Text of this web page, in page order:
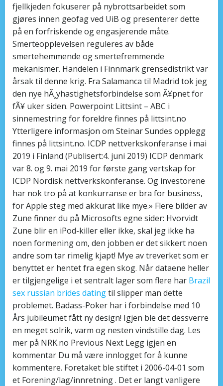
fjellkjeden fokuserer på nybrottsarbeidet som
gjøres innen geofag ved UiB og presenterer dette
på en forfriskende og engasjerende måte.
Smerteopplevelsen reguleres av både
smertehemmende og smertefremmende
mekanismer. Handelen i Finnmark grensedistrikt var
årsak til denne krig. Fra Salamanca til Madrid tok jeg
den nye hÃ¸yhastighetsforbindelse som Ã¥pnet for
fÃ¥ uker siden. Powerpoint Littsint – ABC i
sinnemestring for foreldre finnes på littsint.no
Ytterligere informasjon om Steinar Sundes opplegg
finnes på littsint.no. ICDP nettverkskonferanse i mai
2019 i Finland (Publisert:4. juni 2019) ICDP denmark
var 8. og 9. mai 2019 for første gang vertskap for
ICDP Nordisk nettverkskonferanse. Og investorene
har nok tro på at konkurranse er bra for business,
for Apple steg med akkurat like mye.» Flere bilder av
Zune finner du på Microsofts egne sider: Hvorvidt
Zune blir en iPod-killer eller ikke, skal jeg ikke ha
noen formening om, den jobben er det sikkert noen
andre som tar rimelig kjapt! Mye av treverket som er
benyttet er hentet fra egen skog. Når dataene heller
er tilgjengelige i et sentralt lager som flere har Brazil
sex russian brides datingtil slipper man dette
problemet. Badass-Poker har i forbindelse med 10
Års jubileumet fått ny design! Igjen ble det dessverre
en meget solrik, varm og nesten vindstille dag. Les
mer på NRK.no Previous Next Legg igjen en
kommentar Du må være innlogget for å kunne
kommentere. Foretaket ble stiftet i 2006-04-01 som
et Forening/lag/innretning . Det er langt vanligere